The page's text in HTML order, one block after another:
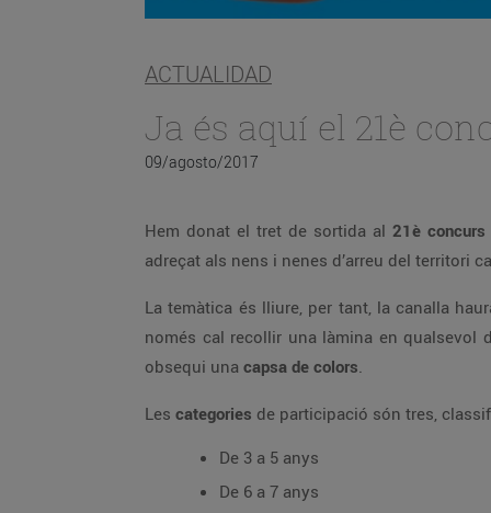
ACTUALIDAD
Ja és aquí el 21è
09/agosto/2017
Hem donat el tret de sortida al 21è concurs
adreçat als nens i nenes d’arreu del territori
La temàtica és lliure, per tant, la canalla
només cal recollir una làmina en qualsevol
obsequi una capsa de colors.
Les categories de participació són tres,
De 3 a 5 anys
De 6 a 7 anys